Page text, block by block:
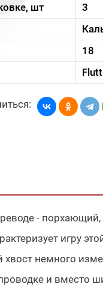
шт
3
18
- порхающий,
игру
немного
и вместо